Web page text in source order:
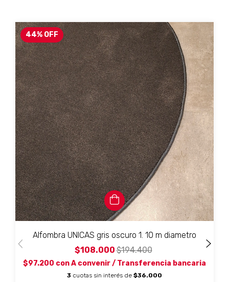
44% OFF
Alfombra UNICAS gris oscuro 1. 10 m diametro
$108.000$194.400
$97.200 conA convenir / Transferencia bancaria
3 cuotas sin interés de $36.000